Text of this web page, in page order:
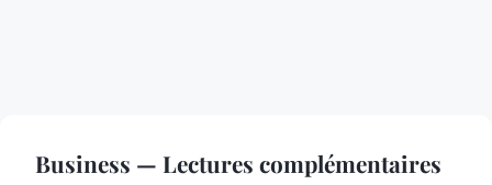
Business — Lectures complémentaires